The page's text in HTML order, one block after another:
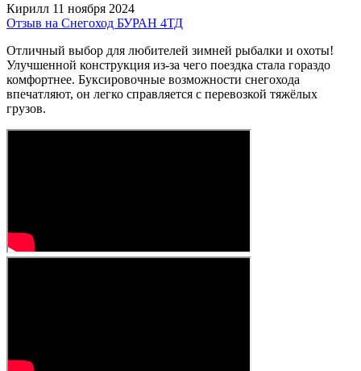
Кирилл 11 ноября 2024
Отзыв на Снегоход БУРАН 4ТД
Отличный выбор для любителей зимней рыбалки и охоты!
Улучшенной конструкция из-за чего поездка стала гораздо
комфортнее. Буксировочные возможности снегохода
впечатляют, он легко справляется с перевозкой тяжёлых
грузов.